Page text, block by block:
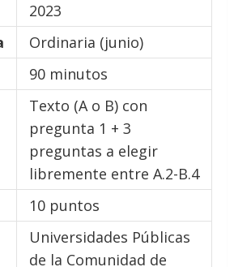
2023
Ordinaria (junio)
90 minutos
Texto (A o B) con
pregunta 1 + 3
preguntas a elegir
libremente entre A.2-B.4
10 puntos
Universidades Públicas
de la Comunidad de